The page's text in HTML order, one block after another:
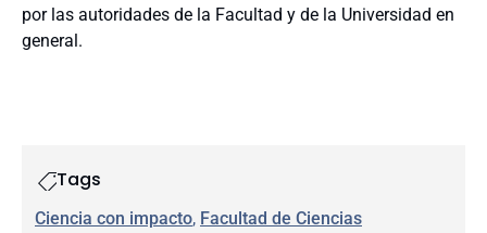
por las autoridades de la Facultad y de la Universidad en
general.
Tags
Ciencia con impacto, Facultad de Ciencias